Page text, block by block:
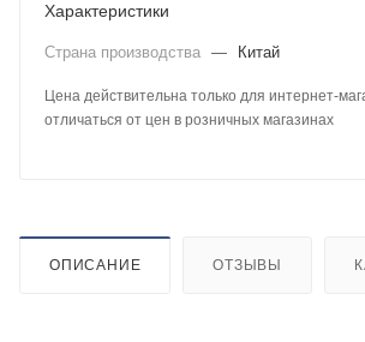
Характеристики
Страна производства — Китай
Цена действительна только для интернет-
отличаться от цен в розничных магазинах
ОПИСАНИЕ ОТЗЫВЫ